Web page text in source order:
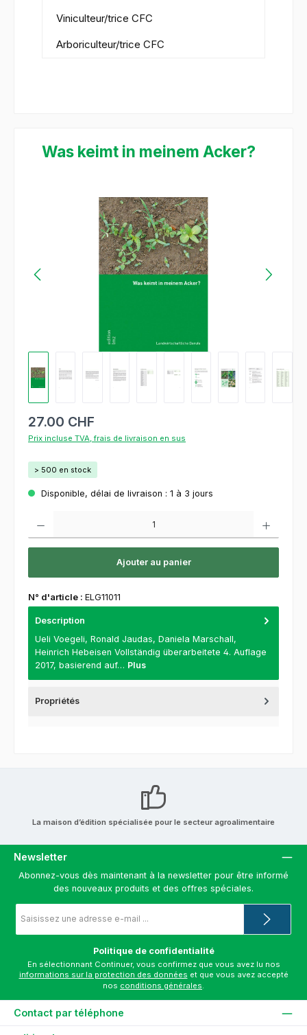
Viniculteur/trice CFC
Arboriculteur/trice CFC
Was keimt in meinem Acker?
Ignorer la galerie d'images
27.00 CHF
Prix incluse TVA, frais de livraison en sus
> 500 en stock
Disponible, délai de livraison : 1 à 3 jours
Ajouter au panier
N° d'article : ELG11011
Description
Ueli Voegeli, Ronald Jaudas, Daniela Marschall,
Heinrich Hebeisen Vollständig überarbeitete 4. Auflage
2017, basierend auf… Plus
Propriétés
La maison d’édition spécialisée pour le secteur agroalimentaire
Newsletter
Abonnez-vous dès maintenant à la newsletter pour être informé
des nouveaux produits et des offres spéciales.
e-
*
Politique de confidentialité
informations sur la protection des données et que vous avez accepté
nos conditions générales.
Contact par téléphone